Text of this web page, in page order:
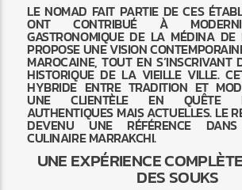
LE NOMAD FAIT PARTIE DE CES
ONT CONTRIBUÉ À
GASTRONOMIQUE DE LA MÉDINA DE
PROPOSE UNE VISION
MAROCAINE, TOUT EN S’INSCRIVANT
HISTORIQUE DE LA VIEILLE VILLE.
HYBRIDE ENTRE TRADITION ET
UNE CLIENTÈLE EN QUÊTE
AUTHENTIQUES MAIS ACTUELLES. LE
DEVENU UNE RÉFÉRENCE
CULINAIRE MARRAKCHI.
UNE EXPÉRIENCE
DES SOUKS